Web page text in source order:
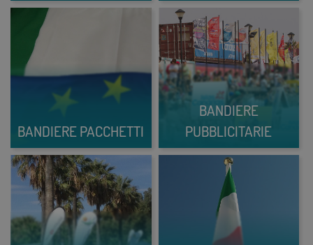
BANDIERE PACCHETTI
BANDIERE
PUBBLICITARIE